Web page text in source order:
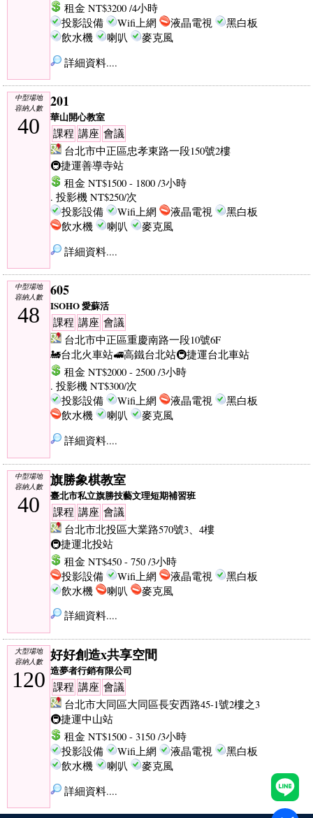
租金 NT$3200 /4小時
投影設備
Wifi上網 液晶電視
黑白板
飲水機
喇叭
麥克風
詳細資料....
中型場地
容納人數
40
201
華山開心教室
課程 講座 會議
台北市中正區忠孝東路一段150號2樓
🚇捷運善導寺站
租金 NT$1500 - 1800 /3小時
. 投影機 NT$250/次
投影設備
Wifi上網 液晶電視
黑白板
飲水機
喇叭
麥克風
詳細資料....
中型場地
容納人數
48
605
ISOHO 愛蘇活
課程 講座 會議
台北市中正區重慶南路一段10號6F
🚂台北火車站🚅高鐵台北站🚇捷運台北車站
租金 NT$2000 - 2500 /3小時
. 投影機 NT$300/次
投影設備
Wifi上網 液晶電視
黑白板
飲水機
喇叭
麥克風
詳細資料....
中型場地
容納人數
40
旗勝象棋教室
臺北市私立旗勝技藝文理短期補習班
課程 講座 會議
台北市北投區大業路570號3、4樓
🚇捷運北投站
租金 NT$450 - 750 /3小時
投影設備
Wifi上網 液晶電視
黑白板
飲水機
喇叭
麥克風
詳細資料....
大型場地
容納人數
120
好好創造x共享空間
造夢者行銷有限公司
課程 講座 會議
台北市大同區大同區長安西路45-1號2樓之3
🚇捷運中山站
租金 NT$1500 - 3150 /3小時
投影設備
Wifi上網 液晶電視
黑白板
飲水機
喇叭
麥克風
詳細資料....